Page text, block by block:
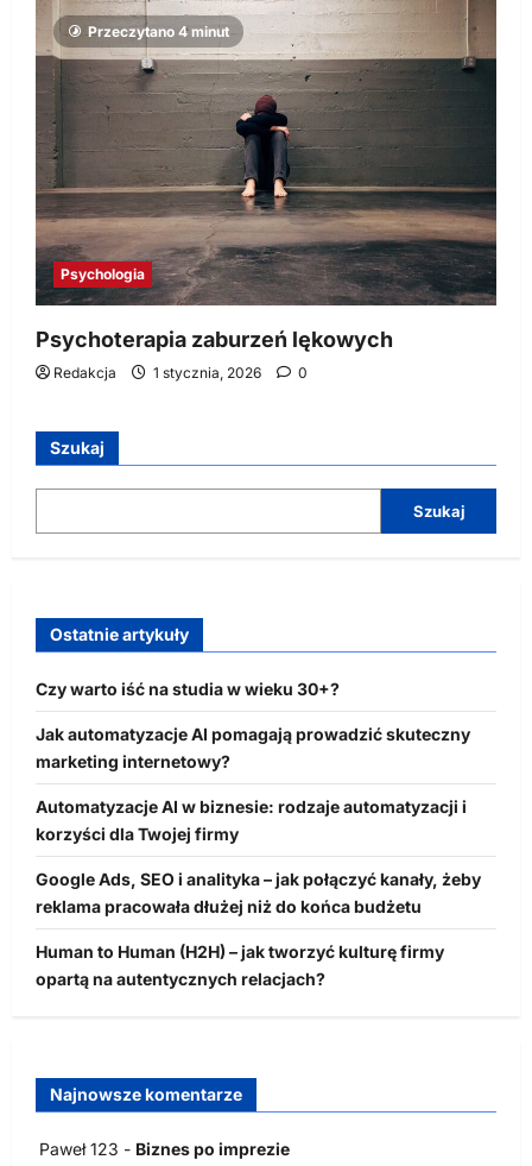
Przeczytano 4 minut
Psychologia
Psychoterapia zaburzeń lękowych
Redakcja 1 stycznia, 2026 0
Szukaj
Szukaj
Ostatnie artykuły
Czy warto iść na studia w wieku 30+?
Jak automatyzacje AI pomagają prowadzić skuteczny
marketing internetowy?
Automatyzacje AI w biznesie: rodzaje automatyzacji i
korzyści dla Twojej firmy
Google Ads, SEO i analityka – jak połączyć kanały, żeby
reklama pracowała dłużej niż do końca budżetu
Human to Human (H2H) – jak tworzyć kulturę firmy
opartą na autentycznych relacjach?
Najnowsze komentarze
Paweł 123 - Biznes po imprezie